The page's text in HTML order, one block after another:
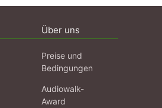
Über uns
Preise und
Bedingungen
Audiowalk-
Award